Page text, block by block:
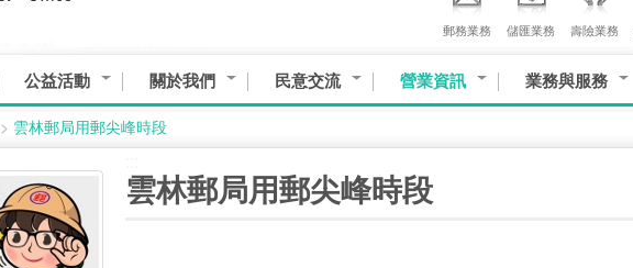
郵務業務 儲匯業務 壽險業務
公益活動 關於我們 民意交流 營業資訊 業務與服務
> 雲林郵局用郵尖峰時段
雲林郵局用郵尖峰時段